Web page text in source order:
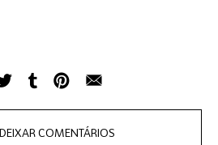
DEIXAR COMENTÁRIOS